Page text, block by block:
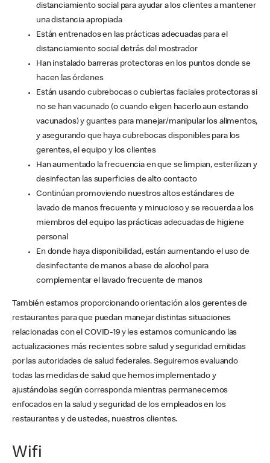
distanciamiento social para ayudar a los clientes a mantener
una distancia apropiada
Están entrenados en las prácticas adecuadas para el
distanciamiento social detrás del mostrador
Han instalado barreras protectoras en los puntos donde se
hacen las órdenes
Están usando cubrebocas o cubiertas faciales protectoras si
no se han vacunado (o cuando eligen hacerlo aun estando
vacunados) y guantes para manejar/manipular los alimentos,
y asegurando que haya cubrebocas disponibles para los
gerentes, el equipo y los clientes
Han aumentado la frecuencia en que se limpian, esterilizan y
desinfectan las superficies de alto contacto
Continúan promoviendo nuestros altos estándares de
lavado de manos frecuente y minucioso y se recuerda a los
miembros del equipo las prácticas adecuadas de higiene
personal
En donde haya disponibilidad, están aumentando el uso de
desinfectante de manos a base de alcohol para
complementar el lavado frecuente de manos
También estamos proporcionando orientación a los gerentes de
restaurantes para que puedan manejar distintas situaciones
relacionadas con el COVID-19 y les estamos comunicando las
actualizaciones más recientes sobre salud y seguridad emitidas
por las autoridades de salud federales. Seguiremos evaluando
todas las medidas de salud que hemos implementado y
ajustándolas según corresponda mientras permanecemos
enfocados en la salud y seguridad de los empleados en los
restaurantes y de ustedes, nuestros clientes.
Wifi